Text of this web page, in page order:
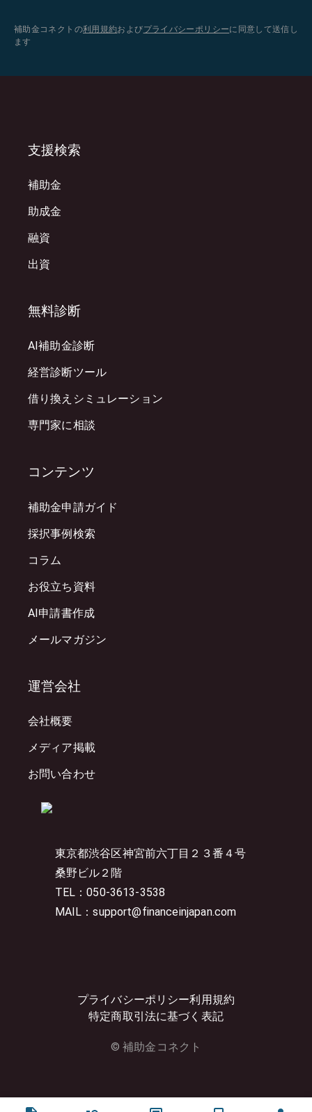
補助金コネクトの利用規約およびプライバシーポリシーに同意して送信し
ます
東京都渋谷区神宮前六丁目２３番４号
桑野ビル２階
TEL：050-3613-3538
MAIL：support@financeinjapan.com
プライバシーポリシー利用規約
特定商取引法に基づく表記
© 補助金コネクト
支援検索
補助金
助成金
融資
出資
無料診断
AI補助金診断
経営診断ツール
借り換えシミュレーション
専門家に相談
コンテンツ
補助金申請ガイド
採択事例検索
コラム
お役立ち資料
AI申請書作成
メールマガジン
運営会社
会社概要
メディア掲載
お問い合わせ